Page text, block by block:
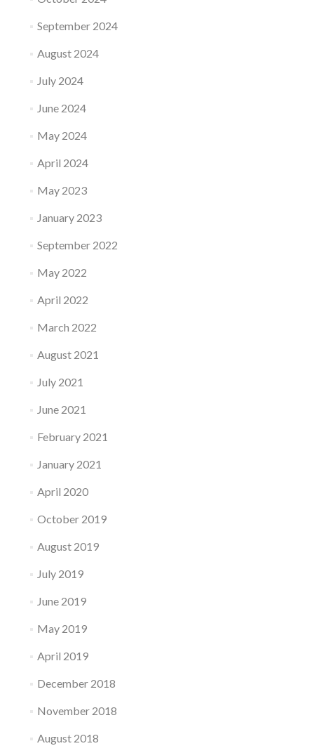
September 2024
August 2024
July 2024
June 2024
May 2024
April 2024
May 2023
January 2023
September 2022
May 2022
April 2022
March 2022
August 2021
July 2021
June 2021
February 2021
January 2021
April 2020
October 2019
August 2019
July 2019
June 2019
May 2019
April 2019
December 2018
November 2018
August 2018